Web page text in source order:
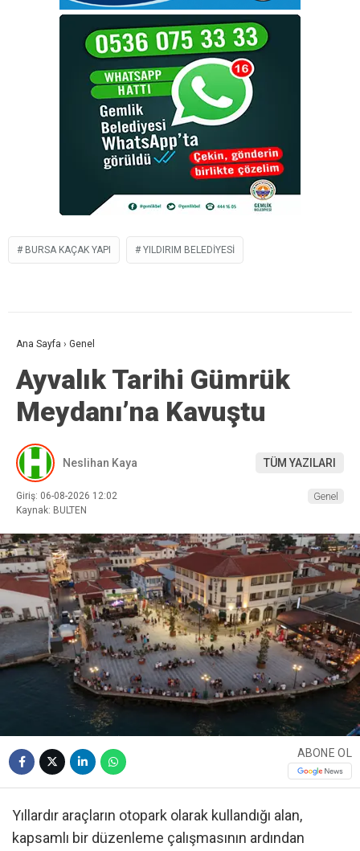
BURSA KAÇAK YAPI YILDIRIM BELEDIYESI
Ana Sayfa › Genel
Ayvalık Tarihi Gümrük
Meydanı’na Kavuştu
Neslihan Kaya TÜM YAZILARI
Giriş: 06-08-2026 12:02
Kaynak: BULTEN
Genel
ABONE OL
Yıllardır araçların otopark olarak kullandığı alan,
kapsamlı bir düzenleme çalışmasının ardından